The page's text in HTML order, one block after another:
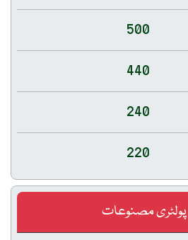
500
440
240
220
پولٹری مصنوعات